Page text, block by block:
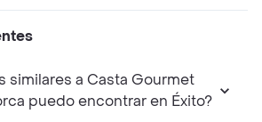
similares a Casta Gourmet
puedo encontrar en Éxito?